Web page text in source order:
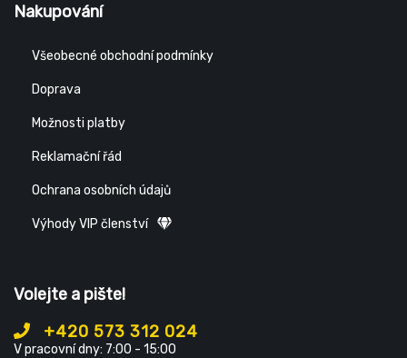
Nakupování
Všeobecné obchodní podmínky
Doprava
Možnosti platby
Reklamační řád
Ochrana osobních údajů
Výhody VIP členství
Volejte a pište!
+420 573 312 024
V pracovní dny: 7:00 - 15:00